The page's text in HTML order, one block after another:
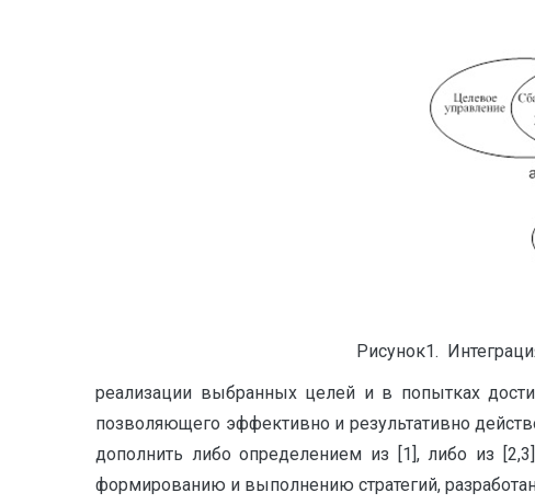
Рисунок1.
реализации выбранных целей и в попытках
позволяющего эффективно и результативно
дополнить либо определением из [1], либо из
формированию и выполнению стратегий,